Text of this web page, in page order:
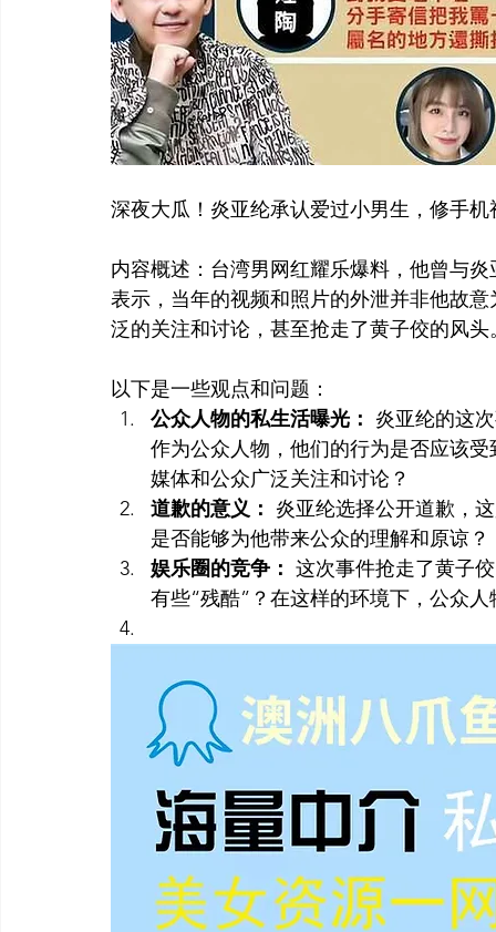
深夜大瓜！炎亚纶承认爱过小男生，修手
内容概述：台湾男网红耀乐爆料，他曾与
表示，当年的视频和照片的外泄并非他故
泛的关注和讨论，甚至抢走了黄子佼的风头
以下是一些观点和问题：
公众人物的私生活曝光： 炎亚纶的这
作为公众人物，他们的行为是否应该
媒体和公众广泛关注和讨论？
道歉的意义： 炎亚纶选择公开道歉，
是否能够为他带来公众的理解和原谅？
娱乐圈的竞争： 这次事件抢走了黄子
有些“残酷”？在这样的环境下，公众